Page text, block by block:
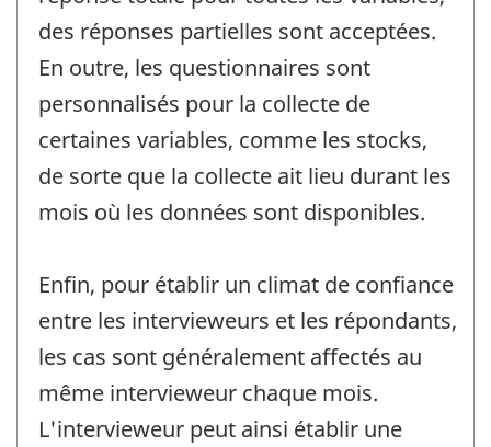
des réponses partielles sont acceptées.
En outre, les questionnaires sont
personnalisés pour la collecte de
certaines variables, comme les stocks,
de sorte que la collecte ait lieu durant les
mois où les données sont disponibles.
Enfin, pour établir un climat de confiance
entre les intervieweurs et les répondants,
les cas sont généralement affectés au
même intervieweur chaque mois.
L'intervieweur peut ainsi établir une